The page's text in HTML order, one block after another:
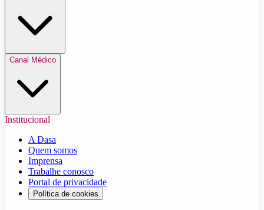
Canal Médico
Institucional
A Dasa
Quem somos
Imprensa
Trabalhe conosco
Portal de privacidade
Política de cookies